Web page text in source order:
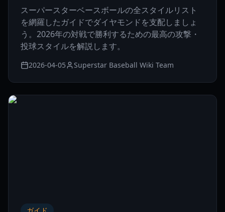
スーパースターベースボールの全スタイルリスト
を網羅したガイドでダイヤモンドを支配しましょ
う。2026年の対戦で勝利するための最高の攻撃・
投球スタイルを解説します。
2026-04-05 Superstar Baseball Wiki Team